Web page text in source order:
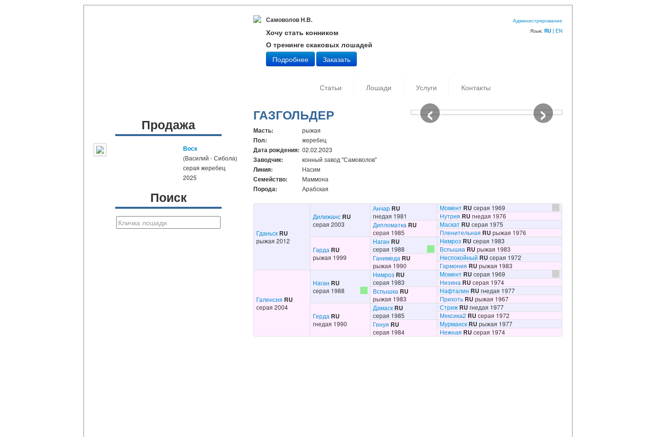
Самоволов Н.В.
Хочу стать конником
О тренинге скаковых лошадей
Подробнее
Заказать
Администрирование
Язык: RU | EN
Статьи Лошади Услуги Контакты
Продажа
Воск
(Василий - Сибола)
серая жеребец
2025
Поиск
ГАЗГОЛЬДЕР
Масть: рыжая
Пол: жеребец
Дата рождения: 02.02.2023
Заводчик: конный завод "Самоволов"
Линия: Насим
Семейство: Маммона
Порода: Арабская
Автор: к/з Самоволов
‹ ›
Гданьск RU
рыжая 2012
Дилижанс RU
серая 2003
Анчар RU
гнедая 1981
Момент RU серая 1969
Нутрия RU гнедая 1976
Дипломатка RU
серая 1985
Маскат RU серая 1975
Пленительная RU рыжая 1976
Гарда RU
рыжая 1999
Наган RU
серая 1988
Нимроз RU серая 1983
Вспышка RU рыжая 1983
Ганимеда RU
рыжая 1990
Неспокойный RU серая 1972
Гармония RU рыжая 1983
Галенсия RU
серая 2004
Наган RU
серая 1988
Нимроз RU
серая 1983
Момент RU серая 1969
Низина RU серая 1974
Вспышка RU
рыжая 1983
Нафталин RU гнедая 1977
Прихоть RU рыжая 1967
Герда RU
гнедая 1990
Дамаск RU
серая 1985
Стриж RU гнедая 1977
Мексика2 RU серая 1972
Генуя RU
серая 1984
Мурманск RU рыжая 1977
Нежная RU серая 1974